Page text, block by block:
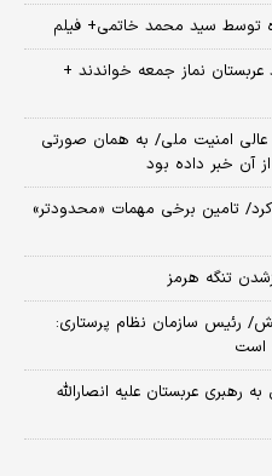
توسط سید محمد خاتمی+ فیلم
عربستان نماز جمعه خواندند +
عالی امنیت ملی/ به همان صورتی
آن خبر داده بود
کرد/ تامین برخی مهمات «محدودتر»
تنگه هرمز
رئیس سازمان نظام پرستاری:
است
رهبری عربستان علیه انصارالله